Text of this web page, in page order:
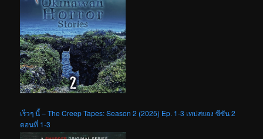
เร็วๆ นี้ – The Creep Tapes: Season 2 (2025) Ep. 1-3 เทปสยอง ซีซัน 2
ตอนที่ 1-3